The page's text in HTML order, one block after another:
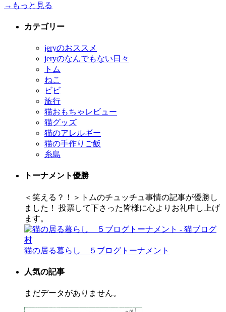
→もっと見る
カテゴリー
jeryのおススメ
jeryのなんでもない日々
トム
ねこ
ビビ
旅行
猫おもちゃレビュー
猫グッズ
猫のアレルギー
猫の手作りご飯
糸島
トーナメント優勝
＜笑える？！＞トムのチュッチュ事情の記事が優勝し
ました！ 投票して下さった皆様に心よりお礼申し上げ
ます。
猫の居る暮らし ５ブログトーナメント
人気の記事
まだデータがありません。